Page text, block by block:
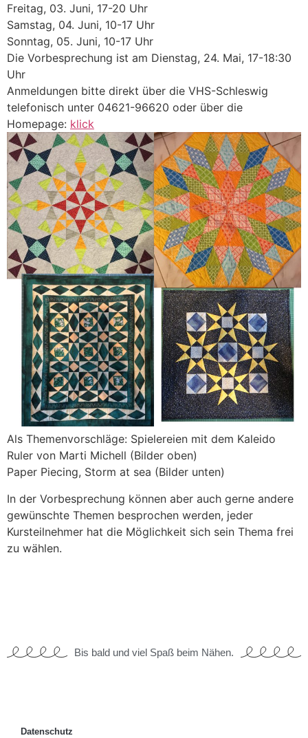
Freitag, 03. Juni, 17-20 Uhr
Samstag, 04. Juni, 10-17 Uhr
Sonntag, 05. Juni, 10-17 Uhr
Die Vorbesprechung ist am Dienstag, 24. Mai, 17-18:30
Uhr
Anmeldungen bitte direkt über die VHS-Schleswig
telefonisch unter 04621-96620 oder über die
Homepage: klick
Als Themenvorschläge: Spielereien mit dem Kaleido
Ruler von Marti Michell (Bilder oben)
Paper Piecing, Storm at sea (Bilder unten)
In der Vorbesprechung können aber auch gerne andere
gewünschte Themen besprochen werden, jeder
Kursteilnehmer hat die Möglichkeit sich sein Thema frei
zu wählen.
Bis bald und viel Spaß beim Nähen.
Datenschutz